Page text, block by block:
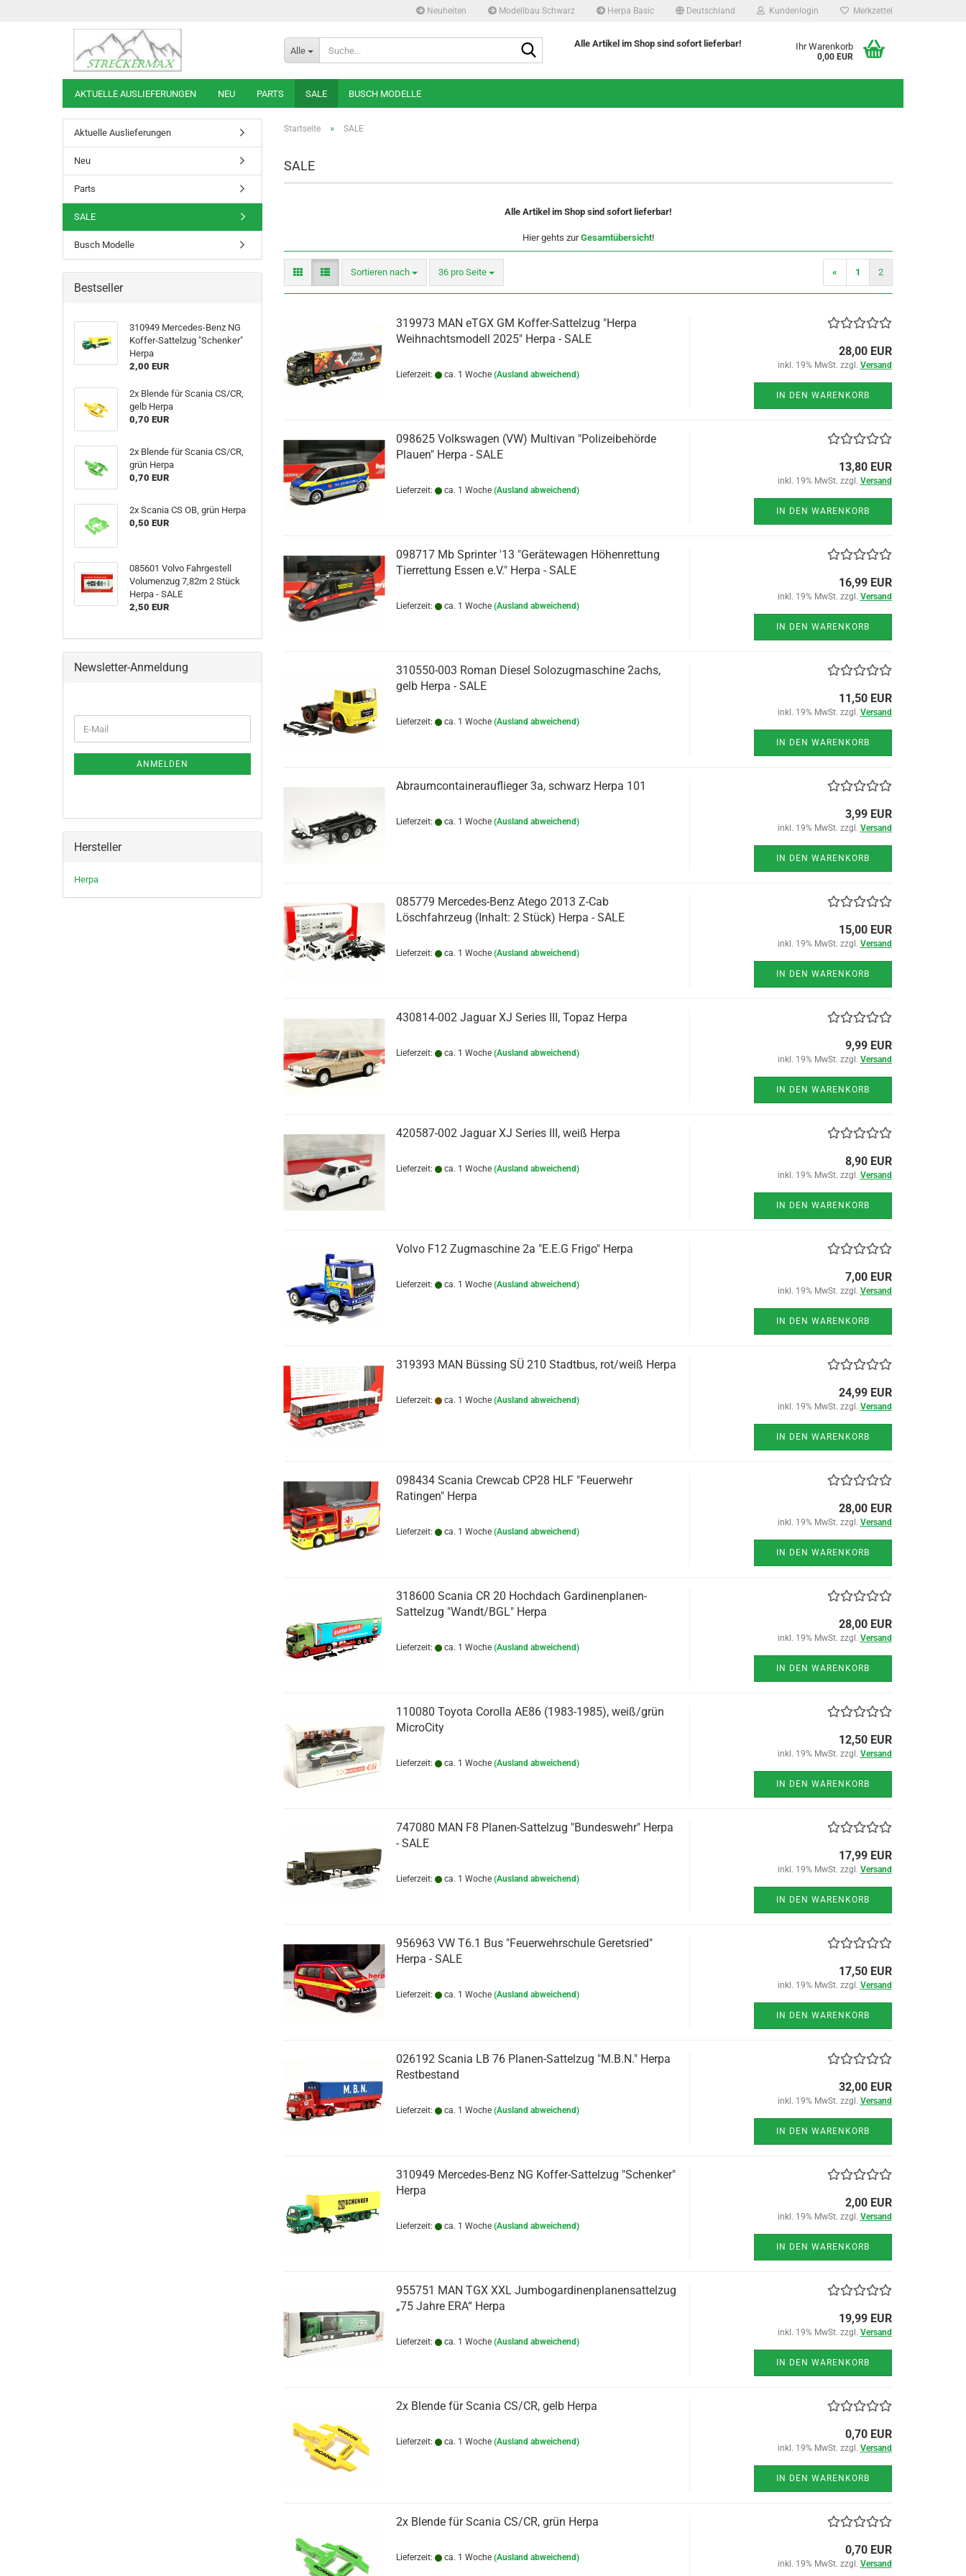
Neuheiten Modellbau Schwarz Herpa Basic Deutschland Kundenlogin Merkzettel
Alle
Alle Artikel im Shop sind sofort lieferbar! Ihr Warenkorb
0,00 EUR
AKTUELLE AUSLIEFERUNGEN NEU PARTS SALE BUSCH MODELLE
Startseite » SALE
SALE
Alle Artikel im Shop sind sofort lieferbar!
Hier gehts zurGesamtübersicht!
Sortieren nach
Sortieren nach 36 pro Seite
pro Seite « 1 2
319973 MAN eTGX GM Koffer-Sattelzug "Herpa
Weihnachtsmodell 2025" Herpa - SALE
Lieferzeit: ca. 1 Woche (Ausland abweichend)
28,00 EUR
inkl. 19% MwSt. zzgl. Versand
IN DEN WARENKORB
098625 Volkswagen (VW) Multivan "Polizeibehörde
Plauen" Herpa - SALE
Lieferzeit: ca. 1 Woche (Ausland abweichend)
13,80 EUR
inkl. 19% MwSt. zzgl. Versand
IN DEN WARENKORB
098717 Mb Sprinter '13 "Gerätewagen Höhenrettung
Tierrettung Essen e.V." Herpa - SALE
Lieferzeit: ca. 1 Woche (Ausland abweichend)
16,99 EUR
inkl. 19% MwSt. zzgl. Versand
IN DEN WARENKORB
310550-003 Roman Diesel Solozugmaschine 2achs,
gelb Herpa - SALE
Lieferzeit: ca. 1 Woche (Ausland abweichend)
11,50 EUR
inkl. 19% MwSt. zzgl. Versand
IN DEN WARENKORB
Abraumcontainerauflieger 3a, schwarz Herpa 101
Lieferzeit: ca. 1 Woche (Ausland abweichend)
3,99 EUR
inkl. 19% MwSt. zzgl. Versand
IN DEN WARENKORB
085779 Mercedes-Benz Atego 2013 Z-Cab
Löschfahrzeug (Inhalt: 2 Stück) Herpa - SALE
Lieferzeit: ca. 1 Woche (Ausland abweichend)
15,00 EUR
inkl. 19% MwSt. zzgl. Versand
IN DEN WARENKORB
430814-002 Jaguar XJ Series III, Topaz Herpa
Lieferzeit: ca. 1 Woche (Ausland abweichend)
9,99 EUR
inkl. 19% MwSt. zzgl. Versand
IN DEN WARENKORB
420587-002 Jaguar XJ Series III, weiß Herpa
Lieferzeit: ca. 1 Woche (Ausland abweichend)
8,90 EUR
inkl. 19% MwSt. zzgl. Versand
IN DEN WARENKORB
Volvo F12 Zugmaschine 2a "E.E.G Frigo" Herpa
Lieferzeit: ca. 1 Woche (Ausland abweichend)
7,00 EUR
inkl. 19% MwSt. zzgl. Versand
IN DEN WARENKORB
319393 MAN Büssing SÜ 210 Stadtbus, rot/weiß Herpa
Lieferzeit: ca. 1 Woche (Ausland abweichend)
24,99 EUR
inkl. 19% MwSt. zzgl. Versand
IN DEN WARENKORB
098434 Scania Crewcab CP28 HLF "Feuerwehr
Ratingen" Herpa
Lieferzeit: ca. 1 Woche (Ausland abweichend)
28,00 EUR
inkl. 19% MwSt. zzgl. Versand
IN DEN WARENKORB
318600 Scania CR 20 Hochdach Gardinenplanen-
Sattelzug "Wandt/BGL" Herpa
Lieferzeit: ca. 1 Woche (Ausland abweichend)
28,00 EUR
inkl. 19% MwSt. zzgl. Versand
IN DEN WARENKORB
110080 Toyota Corolla AE86 (1983-1985), weiß/grün
MicroCity
Lieferzeit: ca. 1 Woche (Ausland abweichend)
12,50 EUR
inkl. 19% MwSt. zzgl. Versand
IN DEN WARENKORB
747080 MAN F8 Planen-Sattelzug "Bundeswehr" Herpa
- SALE
Lieferzeit: ca. 1 Woche (Ausland abweichend)
17,99 EUR
inkl. 19% MwSt. zzgl. Versand
IN DEN WARENKORB
956963 VW T6.1 Bus "Feuerwehrschule Geretsried"
Herpa - SALE
Lieferzeit: ca. 1 Woche (Ausland abweichend)
17,50 EUR
inkl. 19% MwSt. zzgl. Versand
IN DEN WARENKORB
026192 Scania LB 76 Planen-Sattelzug "M.B.N." Herpa
Restbestand
Lieferzeit: ca. 1 Woche (Ausland abweichend)
32,00 EUR
inkl. 19% MwSt. zzgl. Versand
IN DEN WARENKORB
310949 Mercedes-Benz NG Koffer-Sattelzug "Schenker"
Herpa
Lieferzeit: ca. 1 Woche (Ausland abweichend)
2,00 EUR
inkl. 19% MwSt. zzgl. Versand
IN DEN WARENKORB
955751 MAN TGX XXL Jumbogardinenplanensattelzug
„75 Jahre ERA“ Herpa
Lieferzeit: ca. 1 Woche (Ausland abweichend)
19,99 EUR
inkl. 19% MwSt. zzgl. Versand
IN DEN WARENKORB
2x Blende für Scania CS/CR, gelb Herpa
Lieferzeit: ca. 1 Woche (Ausland abweichend)
0,70 EUR
inkl. 19% MwSt. zzgl. Versand
IN DEN WARENKORB
2x Blende für Scania CS/CR, grün Herpa
Lieferzeit: ca. 1 Woche (Ausland abweichend)
0,70 EUR
inkl. 19% MwSt. zzgl. Versand
Aktuelle Auslieferungen
Neu
Parts
SALE
Busch Modelle
Bestseller
310949 Mercedes-Benz NG
Koffer-Sattelzug "Schenker"
Herpa
2,00 EUR
2x Blende für Scania CS/CR,
gelb Herpa
0,70 EUR
2x Blende für Scania CS/CR,
grün Herpa
0,70 EUR
2x Scania CS OB, grün Herpa
0,50 EUR
085601 Volvo Fahrgestell
Volumenzug 7,82m 2 Stück
Herpa - SALE
2,50 EUR
Newsletter-Anmeldung
ZUR
E-
Mail
ANMELDEN
Hersteller
Herpa